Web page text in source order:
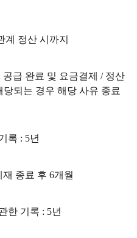
정산 시까지
급 완료 및 요금결제 / 정산
되는 경우 해당 사유 종료
록 : 5년
종료 후 6개월
한 기록 : 5년